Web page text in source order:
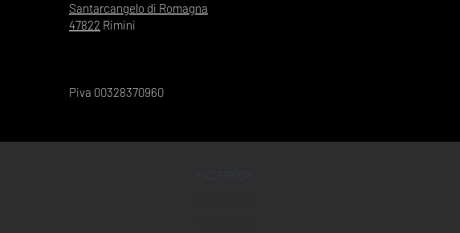
Santarcangelo di Romagna
47822 Rimini
Piva 00328370960
FACEBOOK